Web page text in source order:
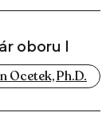
oboru I
Ocetek, Ph.D.